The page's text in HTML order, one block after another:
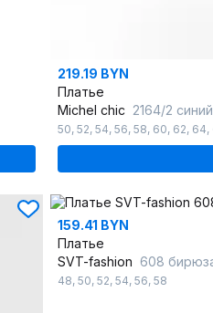
219.19 BYN
Платье
Michel chic 2164/2 синий
50, 52, 54, 56, 58, 60, 62, 64,
159.41 BYN
Платье
SVT-fashion 608
48, 50, 52, 54, 56, 58